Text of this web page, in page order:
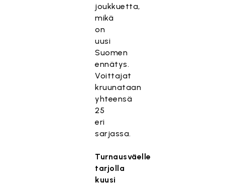
joukkuetta,
mikä
on
uusi
Suomen
ennätys.
Voittajat
kruunataan
yhteensä
25
eri
sarjassa.
Turnausväelle
tarjolla
kuusi